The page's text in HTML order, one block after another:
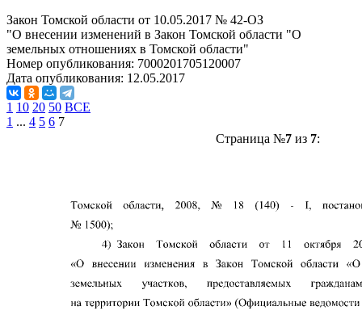
Закон Томской области от 10.05.2017 № 42-ОЗ
"О внесении изменений в Закон Томской области "О
земельных отношениях в Томской области"
Номер опубликования: 7000201705120007
Дата опубликования: 12.05.2017
1 10 20 50 ВСЕ
1 ... 4 5 6 7
Страница №7из 7: